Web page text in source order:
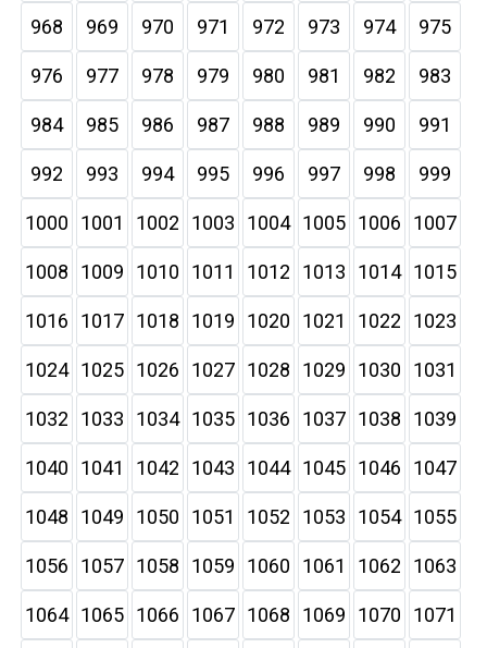
968 969 970 971 972 973 974 975
976 977 978 979 980 981 982 983
984 985 986 987 988 989 990 991
992 993 994 995 996 997 998 999
1000 1001 1002 1003 1004 1005 1006 1007
1008 1009 1010 1011 1012 1013 1014 1015
1016 1017 1018 1019 1020 1021 1022 1023
1024 1025 1026 1027 1028 1029 1030 1031
1032 1033 1034 1035 1036 1037 1038 1039
1040 1041 1042 1043 1044 1045 1046 1047
1048 1049 1050 1051 1052 1053 1054 1055
1056 1057 1058 1059 1060 1061 1062 1063
1064 1065 1066 1067 1068 1069 1070 1071